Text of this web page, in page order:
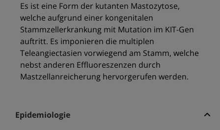
Es ist eine Form der kutanten Mastozytose,
welche aufgrund einer kongenitalen
Stammzellerkrankung mit Mutation im KIT-Gen
auftritt. Es imponieren die multiplen
Teleangiectasien vorwiegend am Stamm, welche
nebst anderen Effluoreszenzen durch
Mastzellanreicherung hervorgerufen werden.
Epidemiologie